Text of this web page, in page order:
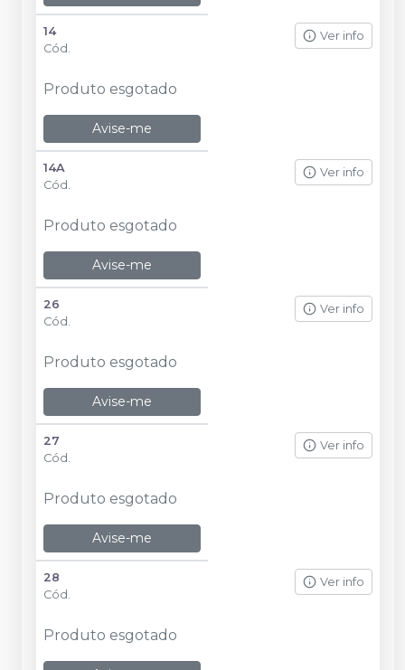
14
Cód.
Ver info
Produto esgotado
Avise-me
14A
Cód.
Ver info
Produto esgotado
Avise-me
26
Cód.
Ver info
Produto esgotado
Avise-me
27
Cód.
Ver info
Produto esgotado
Avise-me
28
Cód.
Ver info
Produto esgotado